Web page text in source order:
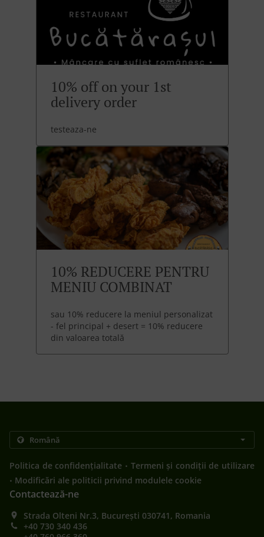
10% off on your 1st
delivery order
testeaza-ne
10% REDUCERE PENTRU
MENIU COMBINAT
sau 10% reducere la meniul personalizat
- fel principal + desert = 10% reducere
din valoarea totală
Politica de confidențialitate . Termeni și condiții de utilizare
. Modificări ale politicii privind modulele cookie
Contactează-ne
Strada Olteni Nr.3, București 030741, Romania
+40 730 340 436